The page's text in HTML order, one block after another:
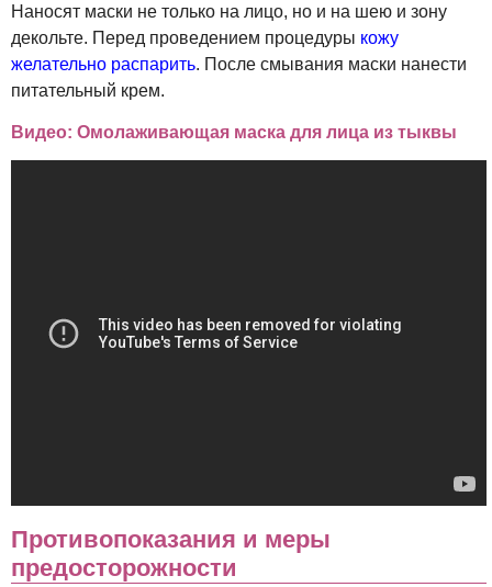
Наносят маски не только на лицо, но и на шею и зону
декольте. Перед проведением процедуры кожу
желательно распарить. После смывания маски нанести
питательный крем.
Видео: Омолаживающая маска для лица из тыквы
Противопоказания и меры
предосторожности